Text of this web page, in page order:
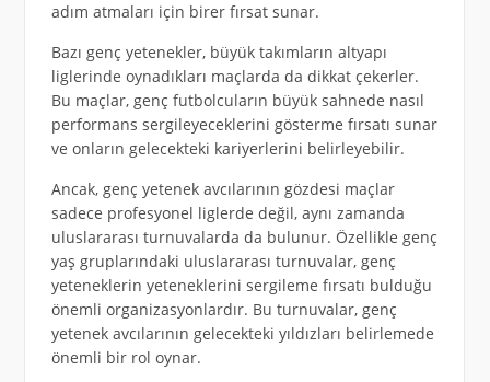
adım atmaları için birer fırsat sunar.
Bazı genç yetenekler, büyük takımların altyapı
liglerinde oynadıkları maçlarda da dikkat çekerler.
Bu maçlar, genç futbolcuların büyük sahnede nasıl
performans sergileyeceklerini gösterme fırsatı sunar
ve onların gelecekteki kariyerlerini belirleyebilir.
Ancak, genç yetenek avcılarının gözdesi maçlar
sadece profesyonel liglerde değil, aynı zamanda
uluslararası turnuvalarda da bulunur. Özellikle genç
yaş gruplarındaki uluslararası turnuvalar, genç
yeteneklerin yeteneklerini sergileme fırsatı bulduğu
önemli organizasyonlardır. Bu turnuvalar, genç
yetenek avcılarının gelecekteki yıldızları belirlemede
önemli bir rol oynar.